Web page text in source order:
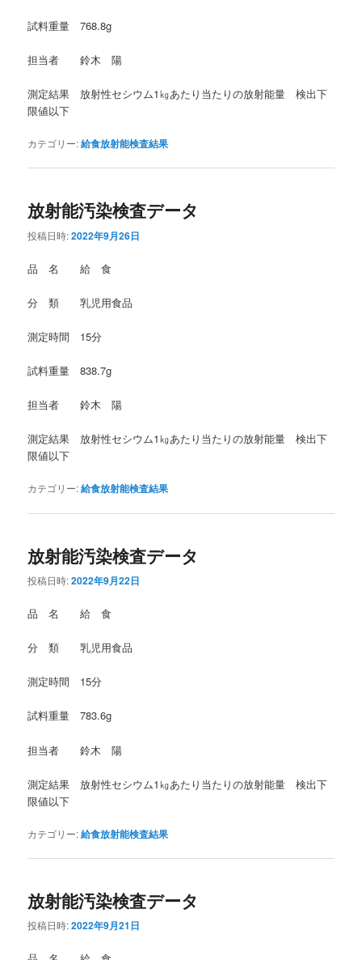
試料重量 768.8g
担当者 鈴木 陽
測定結果 放射性セシウム1㎏あたり当たりの放射能量 検出下
限値以下
カテゴリー:給食放射能検査結果
放射能汚染検査データ
投稿日時:2022年9月26日
品 名 給 食
分 類 乳児用食品
測定時間 15分
試料重量 838.7g
担当者 鈴木 陽
測定結果 放射性セシウム1㎏あたり当たりの放射能量 検出下
限値以下
カテゴリー:給食放射能検査結果
放射能汚染検査データ
投稿日時:2022年9月22日
品 名 給 食
分 類 乳児用食品
測定時間 15分
試料重量 783.6g
担当者 鈴木 陽
測定結果 放射性セシウム1㎏あたり当たりの放射能量 検出下
限値以下
カテゴリー:給食放射能検査結果
放射能汚染検査データ
投稿日時:2022年9月21日